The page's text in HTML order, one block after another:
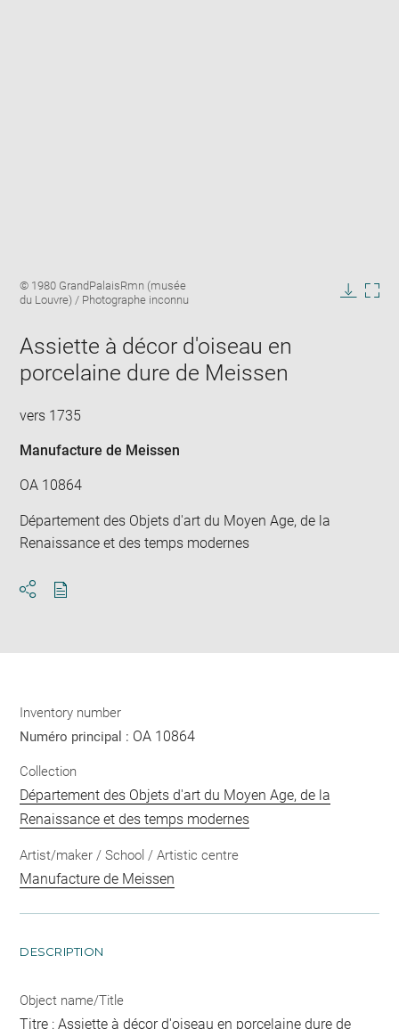
window
Image
caption:
© 1980 GrandPalaisRmn (musée
du Louvre) / Photographe inconnu
Assiette à décor d'oiseau en
porcelaine dure de Meissen
vers 1735
Manufacture de Meissen
OA 10864
Département des Objets d'art du Moyen Age, de la
Renaissance et des temps modernes
Inventory number
Numéro principal : OA 10864
Collection
Département des Objets d'art du Moyen Age, de la
Renaissance et des temps modernes
Artist/maker / School / Artistic centre
Manufacture de Meissen
DESCRIPTION
Object name/Title
Titre : Assiette à décor d'oiseau en porcelaine dure de